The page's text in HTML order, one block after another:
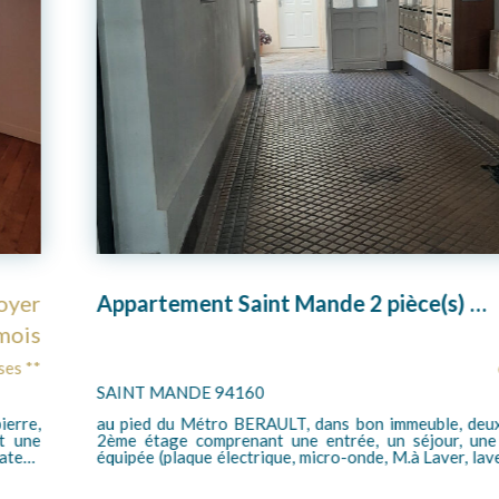
Appartement Saint Mande 2 pièce(s) 38 m2
Loyer
deux pièces meublées au
une cuisine entièrement
lave vaisselle, frigidaire,
A louer 2 pièces
Rue de Lagny - Métro
appartement 2 pièces en
indépendante, une